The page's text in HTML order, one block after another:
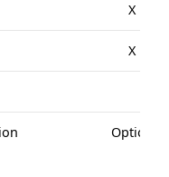
X
X
Option